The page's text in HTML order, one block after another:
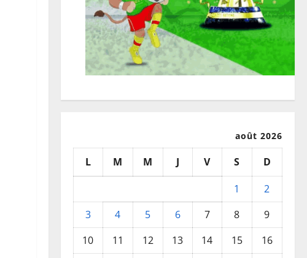
août 2026
L M M J V S
D
1
2
3
4 5 6 7 8
9
10
11 12 13 14 15
16